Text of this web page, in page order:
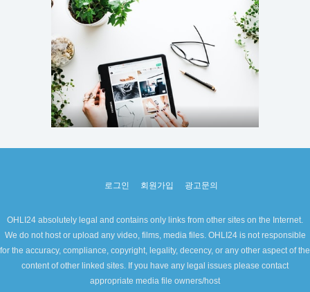
로그인 회원가입 광고문의
OHLI24 absolutely legal and contains only links from other sites on the Internet.
We do not host or upload any video, films, media files. OHLI24 is not responsible
for the accuracy, compliance, copyright, legality, decency, or any other aspect of the
content of other linked sites. If you have any legal issues please contact
appropriate media file owners/host